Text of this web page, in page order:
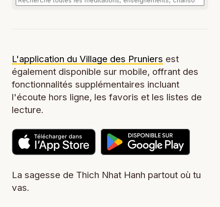
L'application du Village des Pruniers est
également disponible sur mobile, offrant des
fonctionnalités supplémentaires incluant
l'écoute hors ligne, les favoris et les listes de
lecture.
La sagesse de Thich Nhat Hanh partout où tu
vas.